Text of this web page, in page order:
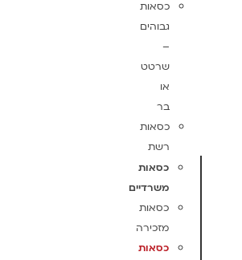
כסאות
גבוהים
–
שרטט
או
בר
כסאות
רשת
כסאות
משרדיים
כסאות
מזכירה
כסאות